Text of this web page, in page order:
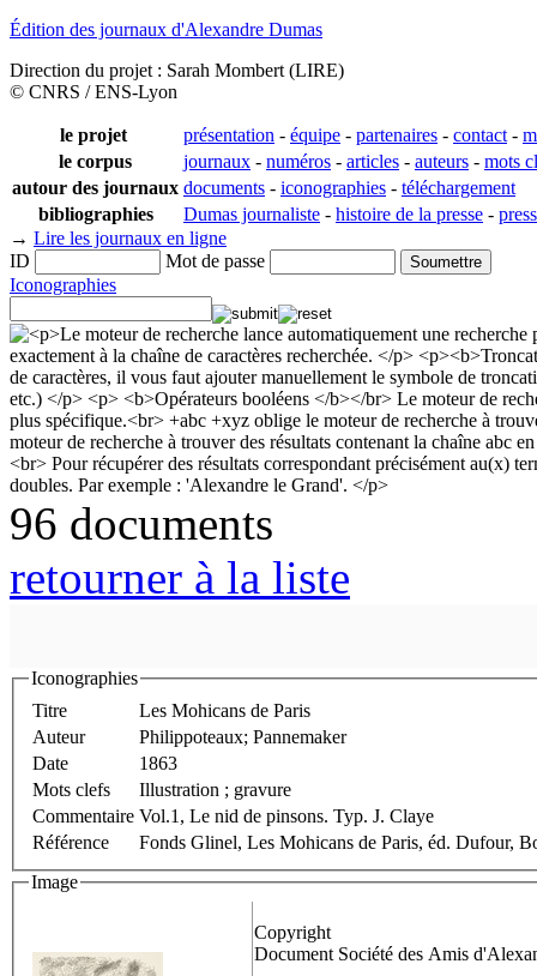
Édition des journaux d'Alexandre Dumas
Direction du projet : Sarah Mombert (LIRE)
© CNRS / ENS-Lyon
le projet présentation - équipe - partenaires - contact -
le corpus
journaux - numéros - articles - auteurs - mots
autour des journaux documents - iconographies - téléchargement
bibliographies
Dumas journaliste - histoire de la presse -
→ Lire les journaux en ligne
ID
Mot de passe
Iconographies
96 documents
retourner à la liste
Iconographies
Titre
Les Mohicans de Paris
Auteur
Philippoteaux; Pannemaker
Date
1863
Mots clefs
Illustration ; gravure
Commentaire Vol.1, Le nid de pinsons. Typ. J. Claye
Référence
Fonds Glinel, Les Mohicans de Paris, éd. Dufour,
Image
Copyright
Document Société des Amis